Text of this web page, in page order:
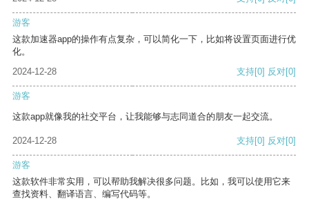
游客
这款加速器app的操作有点复杂，可以简化一下，比如将设置页面进行优
化。
2024-12-28
支持[0] 反对[0]
游客
这款app就像我的社交平台，让我能够与志同道合的朋友一起交流。
2024-12-28 支持[0] 反对[0]
游客
这款软件非常实用，可以帮助我解决很多问题。比如，我可以使用它来
查找资料、翻译语言、编写代码等。